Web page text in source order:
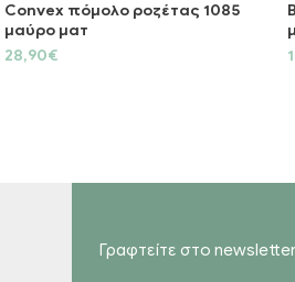
Convex πόμολο ροζέτας 1085
μαύρο ματ
28,90€
Γραφτείτε στο